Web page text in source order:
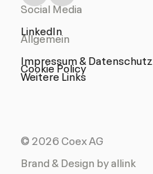
Social Media
LinkedIn
Allgemein
Impressum & Datenschutz
Cookie Policy
Weitere Links
© 2026 Coex AG
Brand & Design by allink